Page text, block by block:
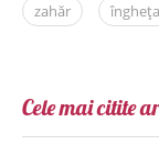
zahăr
Cele mai citite